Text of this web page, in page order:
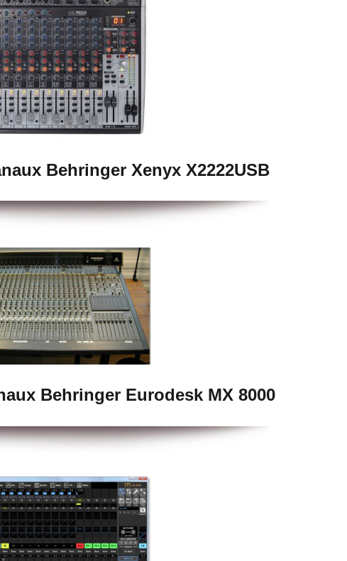
Behringer Xenyx X2222USB
Behringer Eurodesk MX 8000